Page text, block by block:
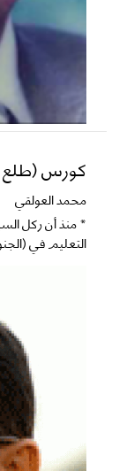
كورس
محمد العولقي
* منذ أن ركل
التعليم في